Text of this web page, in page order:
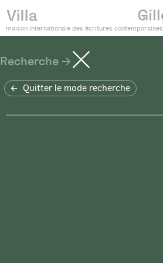
maison internationale des écritures contemporaines
Recherche
Quitter le mode recherche